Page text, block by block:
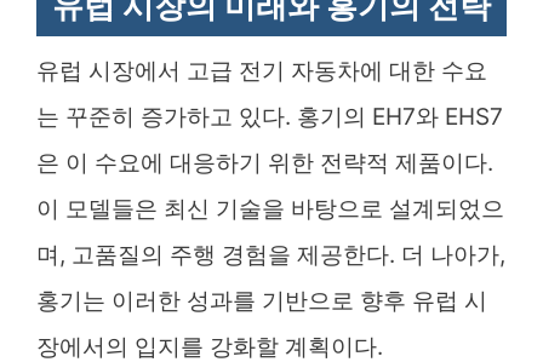
유럽 시장에서 고급 전기 자동차에 대한 수요
는 꾸준히 증가하고 있다. 홍기의 EH7와 EHS7
은 이 수요에 대응하기 위한 전략적 제품이다.
이 모델들은 최신 기술을 바탕으로 설계되었으
며, 고품질의 주행 경험을 제공한다. 더 나아가,
홍기는 이러한 성과를 기반으로 향후 유럽 시
장에서의 입지를 강화할 계획이다.